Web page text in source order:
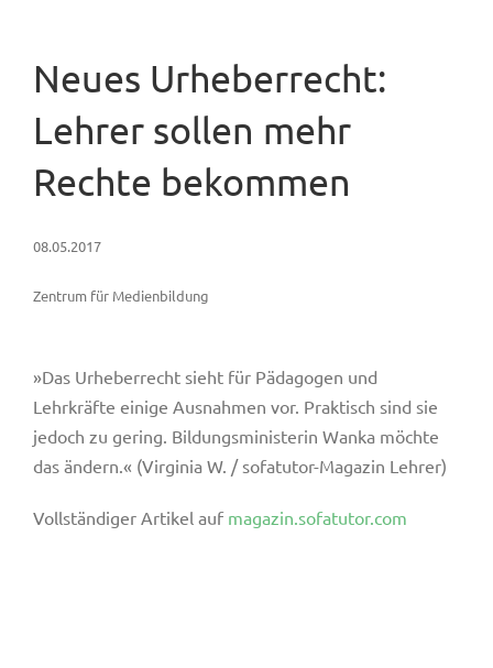
Neues Urheberrecht:
Lehrer sollen mehr
Rechte bekommen
08.05.2017
Zentrum für Medienbildung
»Das Urheberrecht sieht für Pädagogen und
Lehrkräfte einige Ausnahmen vor. Praktisch sind sie
jedoch zu gering. Bildungsministerin Wanka möchte
das ändern.« (Virginia W. / sofatutor-Magazin Lehrer)
Vollständiger Artikel auf magazin.sofatutor.com